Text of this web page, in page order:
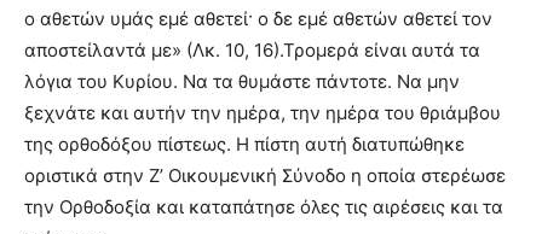
ο αθετών υμάς εμέ αθετεί· ο δε εμέ αθετών αθετεί τον
αποστείλαντά με» (Λκ. 10, 16).Τρομερά είναι αυτά τα
λόγια του Κυρίου. Να τα θυμάστε πάντοτε. Να μην
ξεχνάτε και αυτήν την ημέρα, την ημέρα του θριάμβου
της ορθοδόξου πίστεως. Η πίστη αυτή διατυπώθηκε
οριστικά στην Ζ’ Οικουμενική Σύνοδο η οποία στερέωσε
την Ορθοδοξία και καταπάτησε όλες τις αιρέσεις και τα